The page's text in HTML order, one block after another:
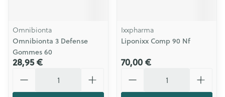
Omnibionta
Omnibionta 3 Defense
Gommes 60
28,95 €
Ixxpharma
Liponixx Comp 90 Nf
70,00 €